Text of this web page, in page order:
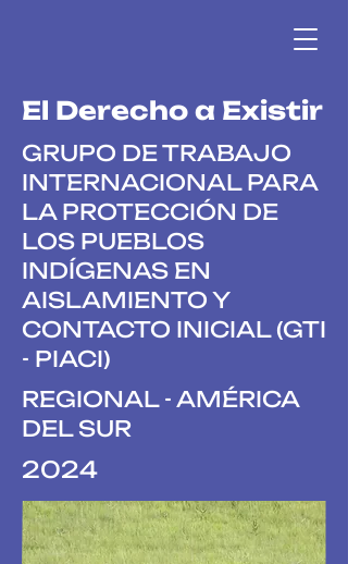
El Derecho a Existir
GRUPO DE TRABAJO
INTERNACIONAL PARA
LA PROTECCIÓN DE
LOS PUEBLOS
INDÍGENAS EN
AISLAMIENTO Y
CONTACTO INICIAL (GTI
- PIACI)
REGIONAL - AMÉRICA
DEL SUR
2024